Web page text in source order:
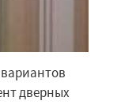
дверных